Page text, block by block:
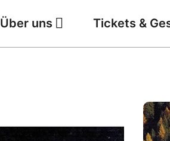
Über uns Tickets &